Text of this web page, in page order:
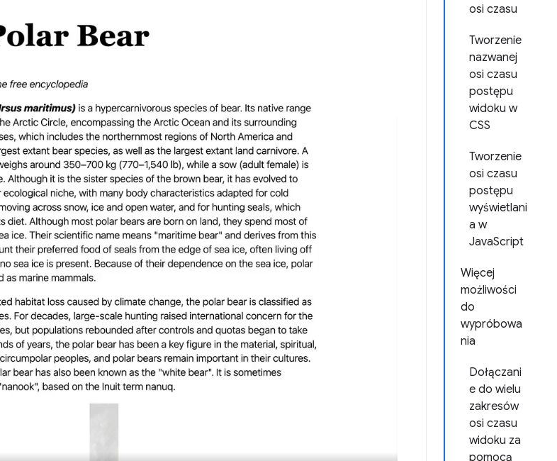
osi czasu
Tworzenie
nazwanej
osi czasu
postępu
widoku w
CSS
Tworzenie
osi czasu
postępu
wyświetlani
a w
JavaScript
Więcej
możliwości
do
wypróbowa
nia
Dołączani
e do wielu
zakresów
osi czasu
widoku za
pomocą